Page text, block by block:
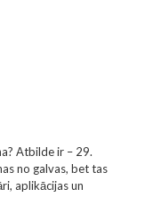
Atbilde ir – 29.
no galvas, bet tas
aplikācijas un